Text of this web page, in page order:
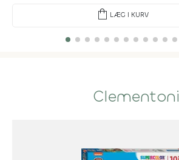
shopping_bag LÆG I KURV
Clementoni